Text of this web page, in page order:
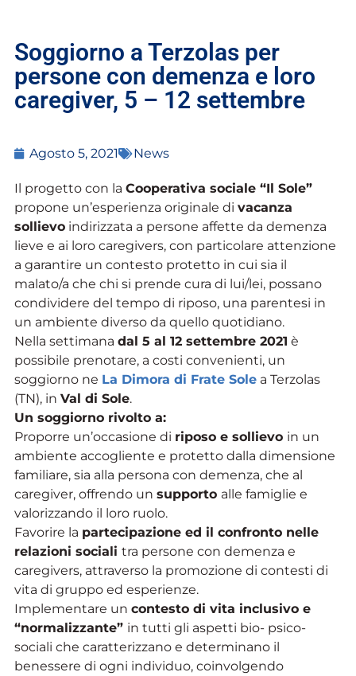
Soggiorno a Terzolas per
persone con demenza e loro
caregiver, 5 – 12 settembre
Agosto 5, 2021 News
Il progetto con la Cooperativa sociale “Il Sole”
propone un’esperienza originale di vacanza
sollievoindirizzata a persone affette da demenza
lieve e ai loro caregivers, con particolare attenzione
a garantire un contesto protetto in cui sia il
malato/a che chi si prende cura di lui/lei, possano
condividere del tempo di riposo, una parentesi in
un ambiente diverso da quello quotidiano.
Nella settimana dal 5 al 12 settembre 2021 è
possibile prenotare, a costi convenienti, un
soggiorno ne La Dimora di Frate Solea Terzolas
(TN), in Val di Sole.
Un soggiorno rivolto a:
Proporre un’occasione di riposo e sollievo in un
ambiente accogliente e protetto dalla dimensione
familiare, sia alla persona con demenza, che al
caregiver, offrendo un supporto alle famiglie e
valorizzando il loro ruolo.
Favorire la partecipazione ed il confronto nelle
relazioni sociali tra persone con demenza e
caregivers, attraverso la promozione di contesti di
vita di gruppo ed esperienze.
Implementare un contesto di vita inclusivo e
“normalizzante” in tutti gli aspetti bio- psico-
sociali che caratterizzano e determinano il
benessere di ogni individuo, coinvolgendo